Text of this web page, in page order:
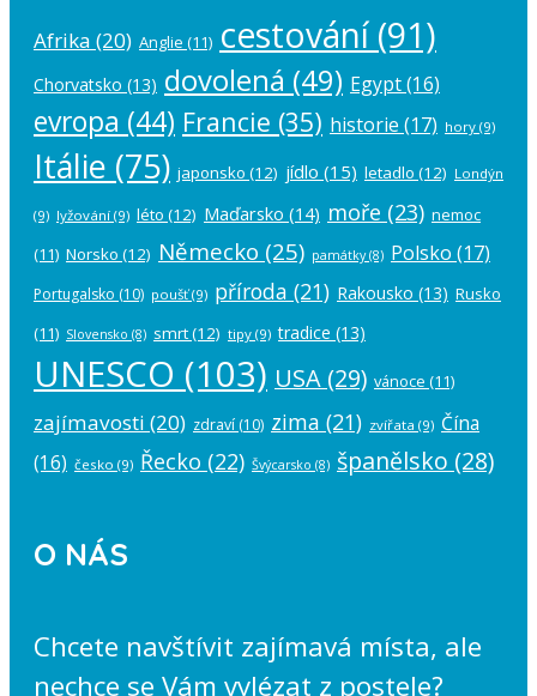
Afrika (20) Anglie (11) cestování(91)
Chorvatsko (13) dovolená (49) Egypt(16)
evropa (44) Francie (35) historie (17) hory (9)
Itálie (75) japonsko (12) jídlo (15) letadlo (12) Londýn
(9) lyžování (9) léto (12) Maďarsko (14) moře (23) nemoc
(11) Norsko (12) Německo (25) památky(8) Polsko (17)
Portugalsko (10) poušť(9) příroda (21) Rakousko (13) Rusko
(11) Slovensko (8) smrt(12) tipy (9) tradice (13)
UNESCO (103) USA (29) vánoce (11)
zajímavosti (20) zdraví (10) zima (21) zvířata (9) Čína
(16) česko (9) Řecko (22) Švýcarsko (8) španělsko (28)
O NÁS
Chcete navštívit zajímavá místa, ale
nechce se Vám vylézat z postele?